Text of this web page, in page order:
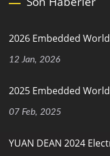
2026 Embedded
12 Jan, 2026
2025 Embedded
07 Feb, 2025
YUAN DEAN 2024